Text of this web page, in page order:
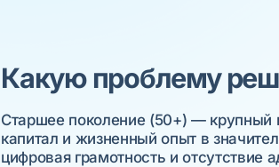
Какую проблему
Старшее поколение (50+) — крупный
капитал и жизненный опыт в
цифровая грамотность и отсутствие